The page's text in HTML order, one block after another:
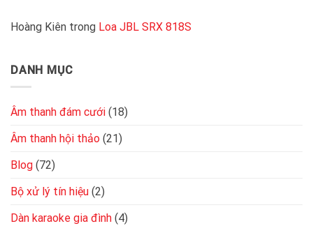
tốt
đẩy
Hoàng Kiên trong Loa JBL SRX 818S
DANH MỤC
Âm thanh đám cưới (18)
Âm thanh hội thảo (21)
Blog (72)
Bộ xử lý tín hiệu (2)
Dàn karaoke gia đình (4)